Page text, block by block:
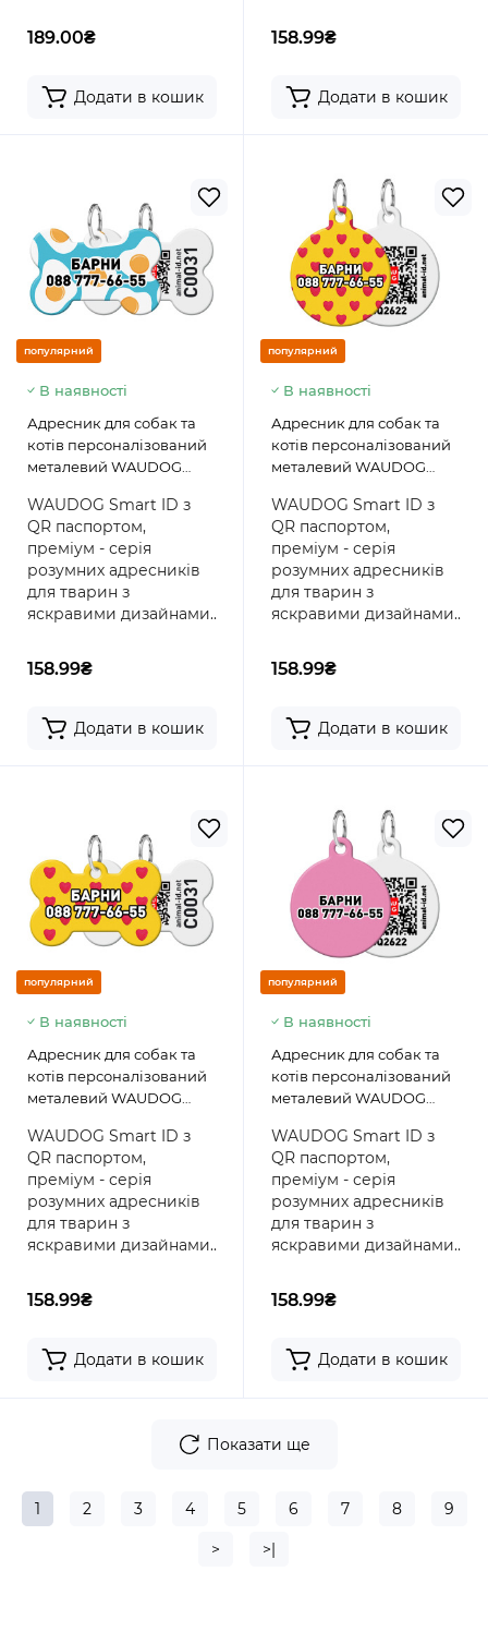
189.00₴
Додати в кошик
158.99₴
Додати в кошик
популярний
В наявності
Адресник для собак та
котів персоналізований
металевий WAUDOG
малюнок "Яєчня", кістка
WAUDOG Smart ID з
QR паспортом,
преміум - серія
розумних адресників
для тварин з
яскравими дизайнами..
158.99₴
Додати в кошик
популярний
В наявності
Адресник для собак та
котів персоналізований
металевий WAUDOG
малюнок "Серця", коло
WAUDOG Smart ID з
QR паспортом,
преміум - серія
розумних адресників
для тварин з
яскравими дизайнами..
158.99₴
Додати в кошик
популярний
В наявності
Адресник для собак та
котів персоналізований
металевий WAUDOG
малюнок "Серця", кістка
WAUDOG Smart ID з
QR паспортом,
преміум - серія
розумних адресників
для тварин з
яскравими дизайнами..
158.99₴
Додати в кошик
популярний
В наявності
Адресник для собак та
котів персоналізований
металевий WAUDOG
малюнок "Рожевий", коло
WAUDOG Smart ID з
QR паспортом,
преміум - серія
розумних адресників
для тварин з
яскравими дизайнами..
158.99₴
Додати в кошик
Показати ще
1 2 3 4 5 6 7 8 9
> >|